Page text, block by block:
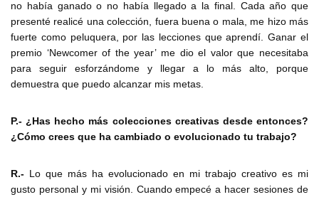
no había ganado o no había llegado a la final. Cada año que
presenté realicé una colección, fuera buena o mala, me hizo más
fuerte como peluquera, por las lecciones que aprendí. Ganar el
premio ‘Newcomer of the year’ me dio el valor que necesitaba
para seguir esforzándome y llegar a lo más alto, porque
demuestra que puedo alcanzar mis metas.
P.- ¿Has hecho más colecciones creativas desde entonces?
¿Cómo crees que ha cambiado o evolucionado tu trabajo?
R.- Lo que más ha evolucionado en mi trabajo creativo es mi
gusto personal y mi visión. Cuando empecé a hacer sesiones de